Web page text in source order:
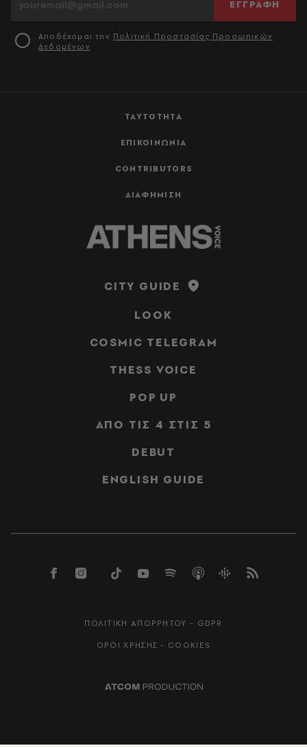
ΤΑΥΤΟΤΗΤΑ
ΕΠΙΚΟΙΝΩΝΙΑ
CONTRIBUTORS
ΔΙΑΦΗΜΙΣΗ
ΕΓΓΡΑΦΗ
Αποδέχομαι την Πολιτική Προστασίας Προσωπικών
Δεδομένων
CITY GUIDE
LOOK
COSMIC TELEGRAM
THESS VOICE
POP UP
ΑΠΟ ΤΙΣ 4 ΣΤΙΣ 5
DEBUT
ENGLISH GUIDE
ΠΟΛΙΤΙΚΗ ΑΠΟΡΡΗΤΟΥ - GDPR
ΟΡΟΙ ΧΡΗΣΗΣ - COOKIES